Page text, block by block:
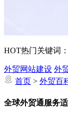
HOT热门关键词：
外贸网站建设 外
首页 > 外贸百
全球外贸通服务